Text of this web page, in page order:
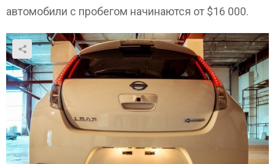
автомобили с пробегом начинаются от $16 000.